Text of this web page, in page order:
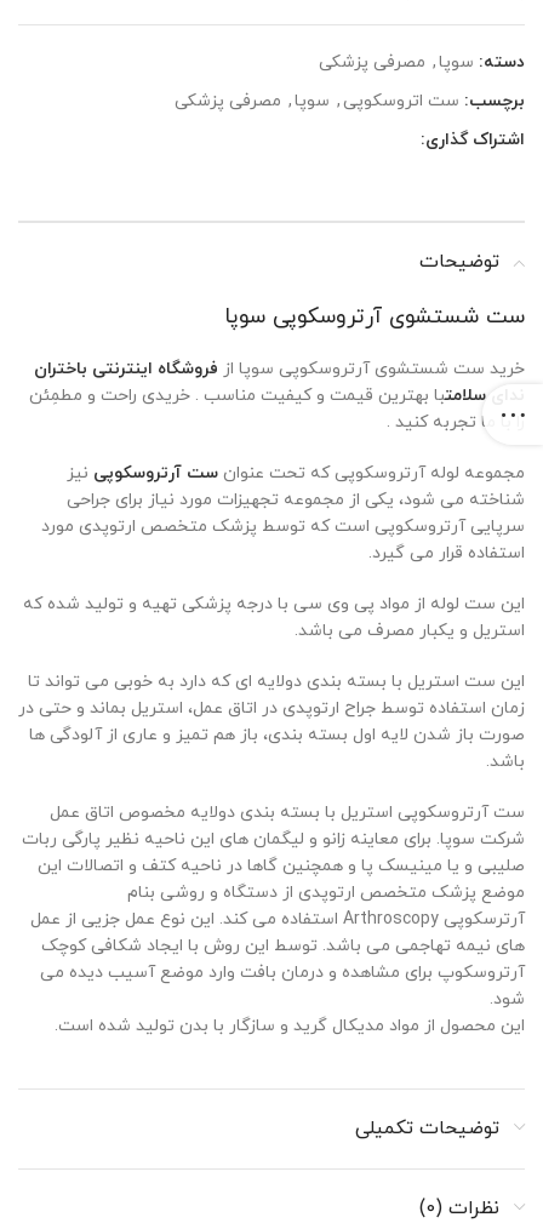
دسته: سوپا, مصرفی پزشکی
برچسب: ست اتروسکوپی , سوپا, مصرفی پزشکی
اشتراک گذاری:
توضیحات
ست شستشوی آرتروسکوپی سوپا
خرید ست شستشوی آرتروسکوپی سوپا از فروشگاه اینترنتی باختران
ندای سلامتبا بهترین قیمت و کیفیت مناسب . خریدی راحت و مطمِئن
را با ما تجربه کنید .
مجموعه لوله آرتروسکوپی که تحت عنوان ست آرتروسکوپی نیز
شناخته می شود، یکی از مجموعه تجهیزات مورد نیاز برای جراحی
سرپایی آرتروسکوپی است که توسط پزشک متخصص ارتوپدی مورد
استفاده قرار می گیرد.
این ست لوله از مواد پی وی سی با درجه پزشکی تهیه و تولید شده که
استریل و یکبار مصرف می باشد.
این ست استریل با بسته بندی دولایه ای که دارد به خوبی می تواند تا
زمان استفاده توسط جراح ارتوپدی در اتاق عمل، استریل بماند و حتی در
صورت باز شدن لایه اول بسته بندی، باز هم تمیز و عاری از آلودگی ها
باشد.
ست آرتروسکوپی استریل با بسته بندی دولایه مخصوص اتاق عمل
شرکت سوپا. برای معاینه زانو و لیگمان های این ناحیه نظیر پارگی ربات
صلیبی و یا مینیسک پا و همچنین گاها در ناحیه کتف و اتصالات این
موضع پزشک متخصص ارتوپدی از دستگاه و روشی بنام
آرترسکوپی Arthroscopy استفاده می کند. این نوع عمل جزیی از عمل
های نیمه تهاجمی می باشد. توسط این روش با ایجاد شکافی کوچک
آرتروسکوپ برای مشاهده و درمان بافت وارد موضع آسیب دیده می
شود.
این محصول از مواد مدیکال گرید و سازگار با بدن تولید شده است.
توضیحات تکمیلی
نظرات (0)